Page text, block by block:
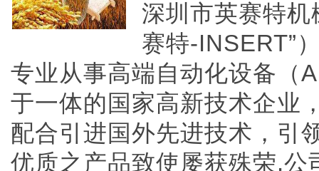
深圳市英赛特机
赛特-INSERT”
专业从事高端自动化设备（
于一体的国家高新技术企业
配合引进国外先进技术，引
优质之产品致使屡获殊荣.